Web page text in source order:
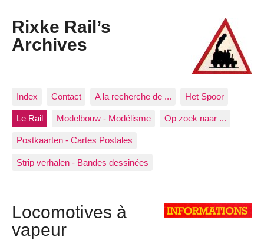
Rixke Rail’s
Archives
Index Contact A la recherche de ... Het Spoor
Le Rail Modelbouw - Modélisme Op zoek naar ...
Postkaarten - Cartes Postales
Strip verhalen - Bandes dessinées
Locomotives à
vapeur